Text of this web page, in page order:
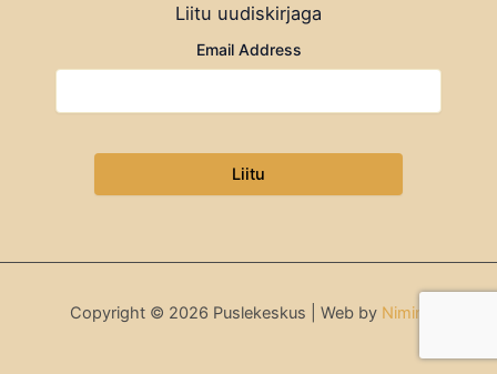
Liitu uudiskirjaga
Email Address
Copyright © 2026 Puslekeskus | Web by Nimini